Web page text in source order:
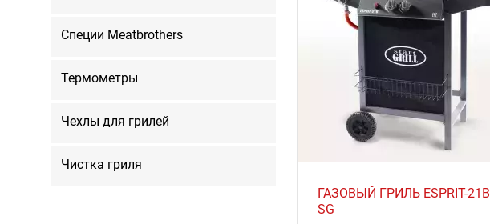
Специи Meatbrothers
Термометры
Чехлы для грилей
Чистка гриля
ГАЗОВЫЙ ГРИЛЬ ESPRIT-21B
SG